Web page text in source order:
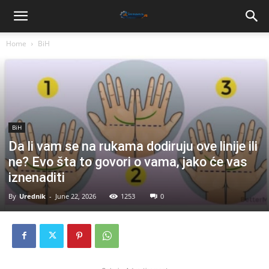
Home BiH
BiH
Da li vam se na rukama dodiruju ove linije ili
ne? Evo šta to govori o vama, jako će vas
iznenaditi
By Urednik - June 22, 2026 1253 0